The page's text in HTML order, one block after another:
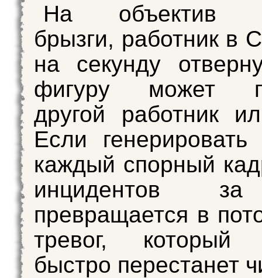
На объектив
брызги, работник в
на секунду
фигуру может
другой работник
Если
каждый спорный
инцидентов
превращается в
тревог, который
быстро перестанет